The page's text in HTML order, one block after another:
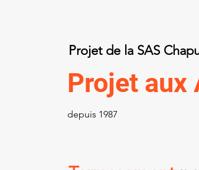
Projet de la SAS
Projet aux
depuis 1987